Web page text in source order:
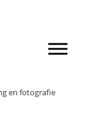
en fotografie